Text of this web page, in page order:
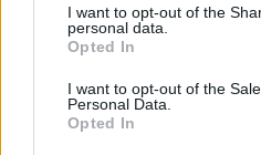
I want to opt-out of the
personal data.
Opted In
I want to opt-out of the
Personal Data.
Opted In
Komentuoti gali tik
bendruomenės ir